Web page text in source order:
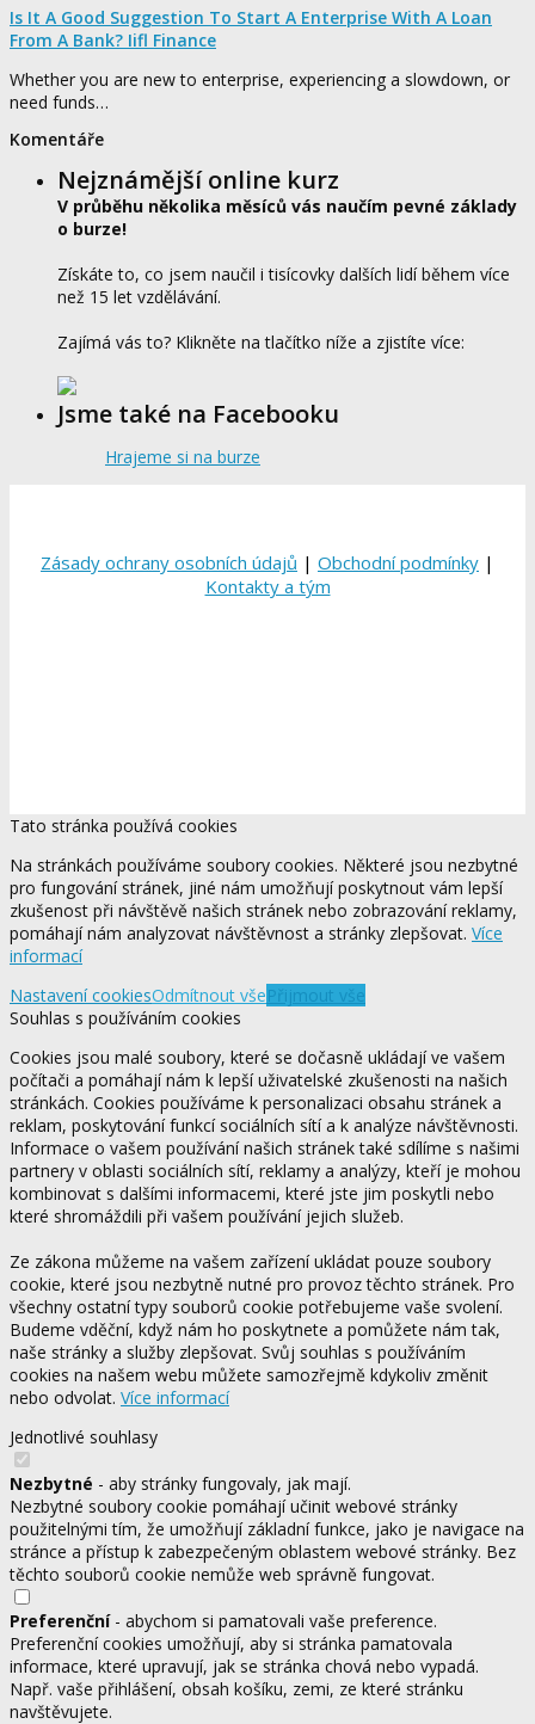
Is It A Good Suggestion To Start A Enterprise With A Loan
From A Bank? Iifl Finance
Whether you are new to enterprise, experiencing a slowdown, or
need funds…
Komentáře
Nejznámější online kurz
V průběhu několika měsíců vás naučím pevné základy
o burze!
Získáte to, co jsem naučil i tisícovky dalších lidí během více
než 15 let vzdělávání.
Zajímá vás to? Klikněte na tlačítko níže a zjistíte více:
Jsme také na Facebooku
Hrajeme si na burze
Zásady ochrany osobních údajů | Obchodní podmínky |
Kontakty a tým
Tato stránka používá cookies
Na stránkách používáme soubory cookies. Některé jsou nezbytné
pro fungování stránek, jiné nám umožňují poskytnout vám lepší
zkušenost při návštěvě našich stránek nebo zobrazování reklamy,
pomáhají nám analyzovat návštěvnost a stránky zlepšovat. Více
informací
Nastavení cookiesOdmítnout všePřijmout vše
Souhlas s používáním cookies
Cookies jsou malé soubory, které se dočasně ukládají ve vašem
počítači a pomáhají nám k lepší uživatelské zkušenosti na našich
stránkách. Cookies používáme k personalizaci obsahu stránek a
reklam, poskytování funkcí sociálních sítí a k analýze návštěvnosti.
Informace o vašem používání našich stránek také sdílíme s našimi
partnery v oblasti sociálních sítí, reklamy a analýzy, kteří je mohou
kombinovat s dalšími informacemi, které jste jim poskytli nebo
které shromáždili při vašem používání jejich služeb.
Ze zákona můžeme na vašem zařízení ukládat pouze soubory
cookie, které jsou nezbytně nutné pro provoz těchto stránek. Pro
všechny ostatní typy souborů cookie potřebujeme vaše svolení.
Budeme vděční, když nám ho poskytnete a pomůžete nám tak,
naše stránky a služby zlepšovat. Svůj souhlas s používáním
cookies na našem webu můžete samozřejmě kdykoliv změnit
nebo odvolat. Více informací
Jednotlivé souhlasy
Nezbytné - aby stránky fungovaly, jak mají.
Nezbytné soubory cookie pomáhají učinit webové stránky
použitelnými tím, že umožňují základní funkce, jako je navigace na
stránce a přístup k zabezpečeným oblastem webové stránky. Bez
těchto souborů cookie nemůže web správně fungovat.
Preferenční- abychom si pamatovali vaše preference.
Preferenční cookies umožňují, aby si stránka pamatovala
informace, které upravují, jak se stránka chová nebo vypadá.
Např. vaše přihlášení, obsah košíku, zemi, ze které stránku
navštěvujete.